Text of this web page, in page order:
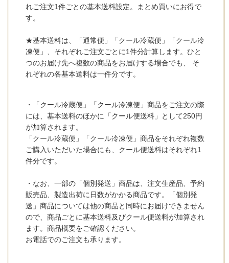
れご注文1件ごとの基本送料設定。まとめ買いにお得で
す。
★基本送料は、「通常便」「クール冷蔵便」「クール冷
凍便」、それぞれご注文ごとに1件分計算します。ひと
つのお届け先へ複数の商品をお届けする場合でも、 そ
れぞれの各基本送料は一件分です。
・「クール冷蔵便」「クール冷凍便」商品をご注文の際
には、基本送料のほかに「クール便送料」として250円
が加算されます。
「クール冷蔵便」「クール冷凍便」商品をそれぞれ複数
ご購入いただいた場合にも、クール便送料はそれぞれ1
件分です。
・なお、一部の「個別発送」商品は、注文生産品、予約
販売品、製造出荷に日数がかかる商品です。「個別発
送」商品については他の商品と同時にお届けできません
ので、商品ごとに基本送料及びクール便送料が加算され
ます。商品概要をご確認ください。
お電話でのご注文も承ります。